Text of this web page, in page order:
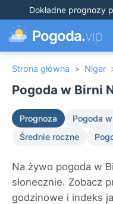
Dokładne prognozy
Pogoda.vip
Strona główna > Niger
Pogoda w Birni
Prognoza Pogoda
Średnie roczne
Na żywo pogoda w
słonecznie. Zobacz
godzinowe i indeks